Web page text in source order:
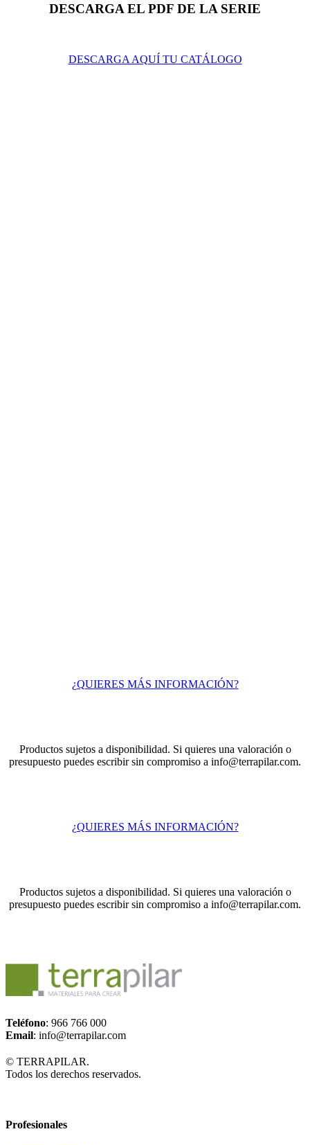
DESCARGA EL PDF DE LA SERIE
DESCARGA AQUÍ TU CATÁLOGO
¿QUIERES MÁS INFORMACIÓN?
Productos sujetos a disponibilidad. Si quieres una valoración o
presupuesto puedes escribir sin compromiso a info@terrapilar.com.
¿QUIERES MÁS INFORMACIÓN?
Productos sujetos a disponibilidad. Si quieres una valoración o
presupuesto puedes escribir sin compromiso a info@terrapilar.com.
Teléfono: 966 766 000
Email: info@terrapilar.com
© TERRAPILAR.
Todos los derechos reservados.
Profesionales